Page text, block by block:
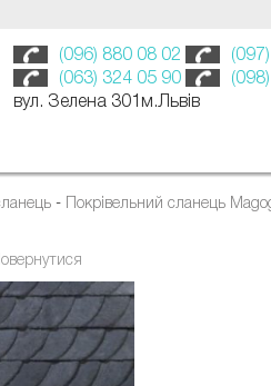
(096) 880 08 02
(063) 324 05 90
вул. Зелена 301м.Львів
- Покрівельний сланець